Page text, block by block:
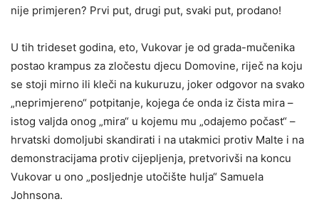
nije primjeren? Prvi put, drugi put, svaki put, prodano!
U tih trideset godina, eto, Vukovar je od grada-mučenika
postao krampus za zločestu djecu Domovine, riječ na koju
se stoji mirno ili kleči na kukuruzu, joker odgovor na svako
„neprimjereno“ potpitanje, kojega će onda iz čista mira –
istog valjda onog „mira“ u kojemu mu „odajemo počast“ –
hrvatski domoljubi skandirati i na utakmici protiv Malte i na
demonstracijama protiv cijepljenja, pretvorivši na koncu
Vukovar u ono „posljednje utočište hulja“ Samuela
Johnsona.